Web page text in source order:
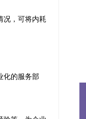
况，可将内耗
化的服务部